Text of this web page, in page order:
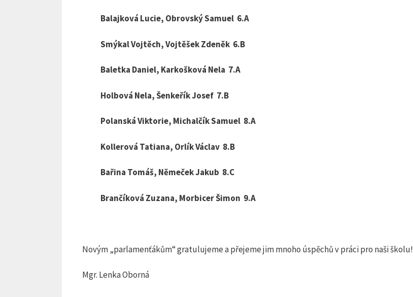
Balajková Lucie, Obrovský Samuel 6.A
Smýkal Vojtěch, Vojtěšek Zdeněk 6.B
Baletka Daniel, Karkošková Nela 7.A
Holbová Nela, Šenkeřík Josef 7.B
Polanská Viktorie, Michalčík Samuel 8.A
Kollerová Tatiana, Orlík Václav 8.B
Bařina Tomáš, Němeček Jakub 8.C
Brančíková Zuzana, Morbicer Šimon 9.A
Novým „parlamenťákům“ gratulujeme a přejeme jim mnoho úspěchů v práci pro naši školu!
Mgr. Lenka Oborná